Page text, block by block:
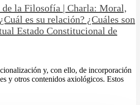
de la Filosofía | Charla: Moral,
es su relación? ¿Cuáles son
Estado Constitucional de
y, con ello, de incorporación
y otros contenidos axiológicos. Estos